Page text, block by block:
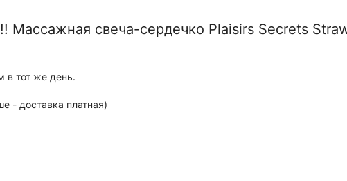
Массажная свеча-сердечко Plaisirs Secrets
в тот же день.
- доставка платная)